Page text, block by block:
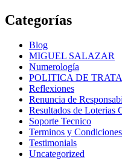
Categorías
Blog
MIGUEL SALAZAR
Numerología
POLITICA DE
Reflexiones
Renuncia de
Resultados de Loterias
Soporte Tecnico
Terminos y Condiciones
Testimonials
Uncategorized